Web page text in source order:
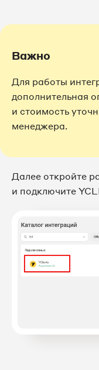
Важно
Для работы
дополнительная
и стоимость
менеджера.
Далее откройте
и подключите